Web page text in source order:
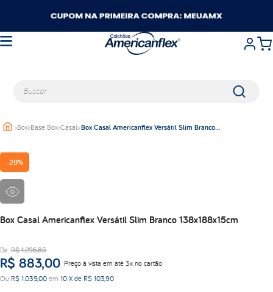
Buscar
>Box>Base Box>Casal>Box Casal Americanflex Versátil Slim Branco
-20%
Box Casal Americanflex Versátil Slim Branco 138x188x15cm
De: R$ 1.296,85
R$ 883,00 Preço à vista em até 3x no cartão
Ou R$ 1.039,00 em 10 X de R$ 103,90
TERMOS MAIS BUSCADOS
travesseiros
viuva
lumi